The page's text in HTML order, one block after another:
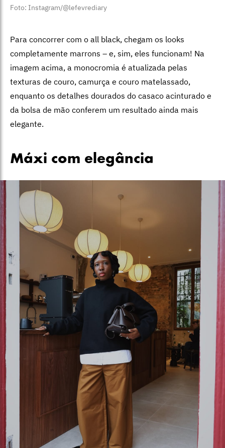
Foto: Instagram/@lefevrediary
Para concorrer com o all black, chegam os looks
completamente marrons – e, sim, eles funcionam! Na
imagem acima, a monocromia é atualizada pelas
texturas de couro, camurça e couro matelassado,
enquanto os detalhes dourados do casaco acinturado e
da bolsa de mão conferem um resultado ainda mais
elegante.
Máxi com elegância